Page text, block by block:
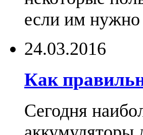
если им нужно
24.03.2016
Как
Сегодня